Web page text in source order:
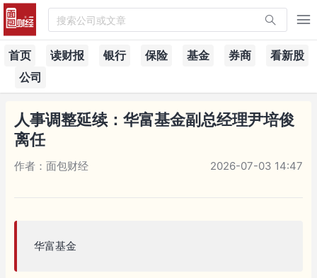
搜索公司或文章
首页 读财报 银行 保险 基金 券商
看新股
公司
人事调整延续：华富基金副总经理尹培俊
离任
作者：面包财经 2026-07-03 14:47
华富基金